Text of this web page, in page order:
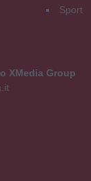
Sport
XMedia Group